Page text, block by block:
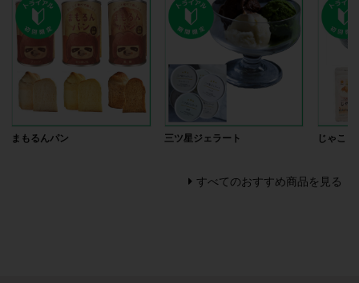
まもるんパン 三ツ星ジェラート じゃこま
すべてのおすすめ商品を見る